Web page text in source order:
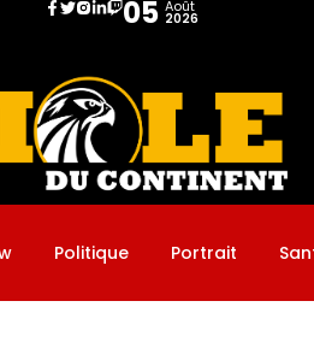
05 Août
2026
l’UA à réagir
Politique Portrait